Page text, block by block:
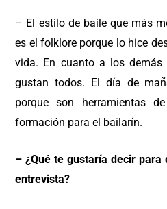
– El estilo de baile que más
es el folklore porque lo hice
vida. En cuanto a los demás
gustan todos. El día de
porque son herramientas
formación para el bailarín.
– ¿Qué te gustaría decir para
entrevista?